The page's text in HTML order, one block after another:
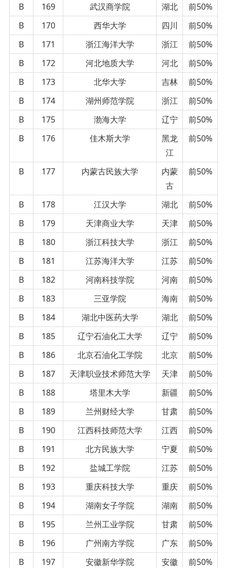
B
169 武汉商学院 湖北
前50%
B
170 西华大学 四川
前50%
B
171 浙江海洋大学 浙江
前50%
B
172 河北地质大学 河北
前50%
B
173 北华大学 吉林
前50%
B
174 湖州师范学院 浙江
前50%
B
175 渤海大学 辽宁
前50%
B
176 佳木斯大学
黑龙
江
前50%
B 177 内蒙古民族大学
内蒙
古
前50%
B 178 江汉大学 湖北
前50%
B
179 天津商业大学 天津
前50%
B
180 浙江科技大学 浙江
前50%
B
181 江苏海洋大学 江苏
前50%
B
182 河南科技学院 河南
前50%
B
183 三亚学院 海南
前50%
B
184 湖北中医药大学 湖北
前50%
B
185 辽宁石油化工大学 辽宁
前50%
B
186 北京石油化工学院 北京
前50%
B
187 天津职业技术师范大学 天津
前50%
B
188 塔里木大学 新疆
前50%
B
189 兰州财经大学 甘肃
前50%
B
190 江西科技师范大学 江西
前50%
B
191 北方民族大学 宁夏
前50%
B
192 盐城工学院 江苏
前50%
B
193 重庆科技大学 重庆
前50%
B
194 湖南女子学院 湖南
前50%
B
195 兰州工业学院 甘肃
前50%
B
196 广州南方学院 广东
前50%
B
197 安徽新华学院 安徽
前50%